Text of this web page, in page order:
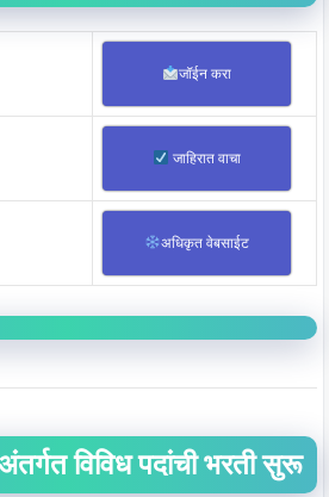
जॉईन करा
जाहिरात वाचा
अधिकृत वेबसाईट
विविध पदांची भरती सुरू